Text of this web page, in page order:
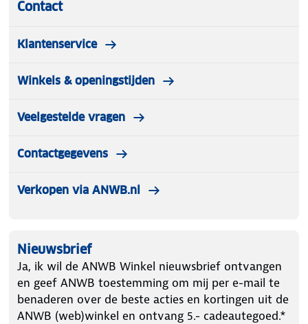
polycarbonaat buitenkant.
Contact
Klantenservice
Winkels & openingstijden
Veelgestelde vragen
Contactgegevens
Verkopen via ANWB.nl
Nieuwsbrief
Ja, ik wil de ANWB Winkel nieuwsbrief ontvangen
en geef ANWB toestemming om mij per e-mail te
benaderen over de beste acties en kortingen uit de
ANWB (web)winkel en ontvang 5.- cadeautegoed.*